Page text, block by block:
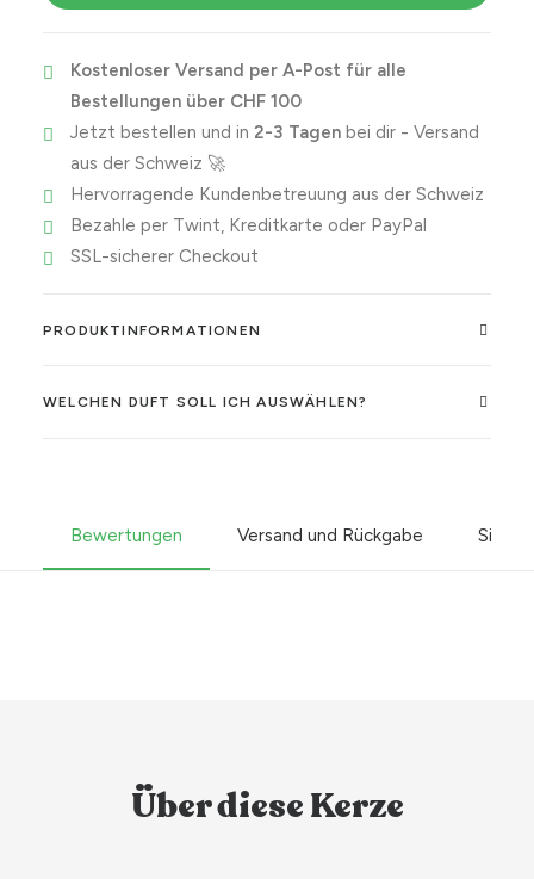
Menge
Kostenloser Versand per A-Post für alle
Bestellungen über CHF 100
Jetzt bestellen und in 2-3 Tagenbei dir - Versand
aus der Schweiz 🚀
Hervorragende Kundenbetreuung aus der Schweiz
Bezahle per Twint, Kreditkarte oder PayPal
SSL-sicherer Checkout
PRODUKTINFORMATIONEN
WELCHEN DUFT SOLL ICH AUSWÄHLEN?
Bewertungen Versand und Rückgabe
Über diese Kerze